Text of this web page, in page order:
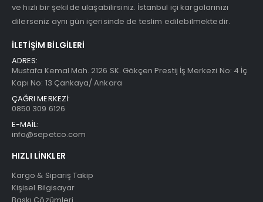
ve hızlı bir şekilde ulaşabilirsiniz. İstanbul içi kargolarınızı
dilerseniz aynı gün içerisinde de teslim edilebilmektedir.
İLETIŞIM BILGILERI
ADRES:
Mustafa Kemal Mah. 2126 SK. Gökçen Prestij İş Merkezi No: 4 İç
Kapı No: 13 Çankaya/ Ankara
ÇAĞRI MERKEZİ:
0850 309 6126
E-MAİL:
info@sepetco.com
HIZLI LINKLER
Kargo & Sipariş Takip
Kişisel Bilgisayar